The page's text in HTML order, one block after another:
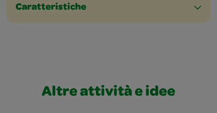
Caratteristiche
Altre attività e idee